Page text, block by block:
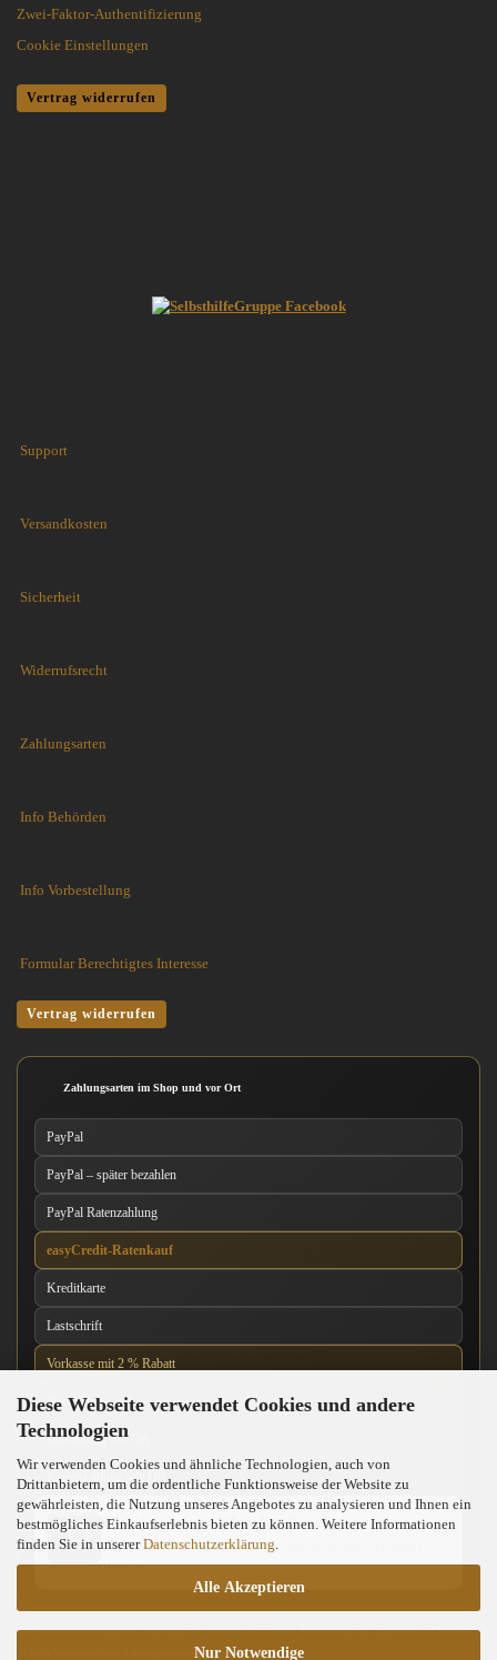
Diese Webseite verwendet Cookies und andere
Technologien
Wir verwenden Cookies und ähnliche Technologien, auch von
Drittanbietern, um die ordentliche Funktionsweise der Website zu
gewährleisten, die Nutzung unseres Angebotes zu analysieren und Ihnen ein
bestmögliches Einkaufserlebnis bieten zu können. Weitere Informationen
finden Sie in unsererDatenschutzerklärung
Alle Akzeptieren
Nur Notwendige
Zwei-Faktor-Authentifizierung
Cookie Einstellungen
Vertrag widerrufen
Support
Versandkosten
Sicherheit
Widerrufsrecht
Zahlungsarten
Info Behörden
Info Vorbestellung
Formular Berechtigtes Interesse
Vertrag widerrufen
Zahlungsarten im Shop und vor Ort
PayPal
PayPal – später bezahlen
PayPal Ratenzahlung
easyCredit-Ratenkauf
Kreditkarte
Lastschrift
Vorkasse mit 2 % Rabatt
Nachnahme
Barzahlung vor Ort
Kartenzahlung vor Ort
News über unseren WhatsApp-Kanal
Neue Messer, Angebote und Neuigkeiten direkt über WhatsApp
erhalten.
Die tatsächlich verfügbaren Zahlungsarten werden während des Bestellvorgangs angezeigt und können
je nach Warenkorb und Zahlungsdienstleister abweichen.